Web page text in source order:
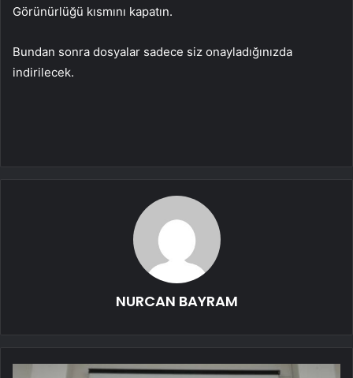
Görünürlüğü kısmını kapatın.
Bundan sonra dosyalar sadece siz onayladığınızda
indirilecek.
NURCAN BAYRAM